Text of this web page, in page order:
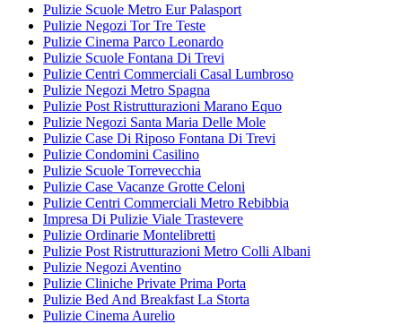
Pulizie Scuole Metro Eur Palasport
Pulizie Negozi Tor Tre Teste
Pulizie Cinema Parco Leonardo
Pulizie Scuole Fontana Di Trevi
Pulizie Centri Commerciali Casal Lumbroso
Pulizie Negozi Metro Spagna
Pulizie Post Ristrutturazioni Marano Equo
Pulizie Negozi Santa Maria Delle Mole
Pulizie Case Di Riposo Fontana Di Trevi
Pulizie Condomini Casilino
Pulizie Scuole Torrevecchia
Pulizie Case Vacanze Grotte Celoni
Pulizie Centri Commerciali Metro Rebibbia
Impresa Di Pulizie Viale Trastevere
Pulizie Ordinarie Montelibretti
Pulizie Post Ristrutturazioni Metro Colli Albani
Pulizie Negozi Aventino
Pulizie Cliniche Private Prima Porta
Pulizie Bed And Breakfast La Storta
Pulizie Cinema Aurelio